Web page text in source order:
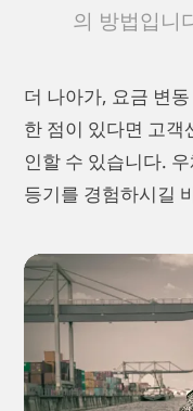
의 방법입니
더 나아가, 요금 변
한 점이 있다면 고
인할 수 있습니다.
등기를 경험하시길